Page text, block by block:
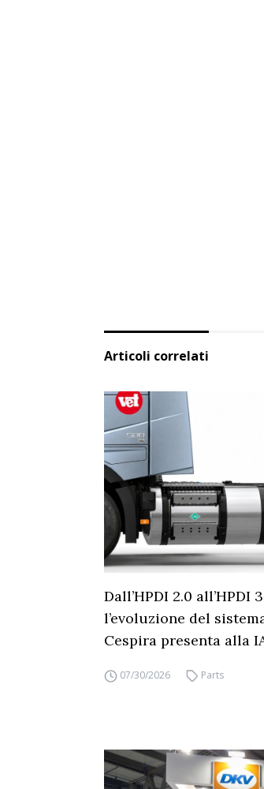
Articoli correlati
Dall’HPDI 2.0 all’HPDI
l’evoluzione del
Cespira presenta alla
07/30/2026 Parts